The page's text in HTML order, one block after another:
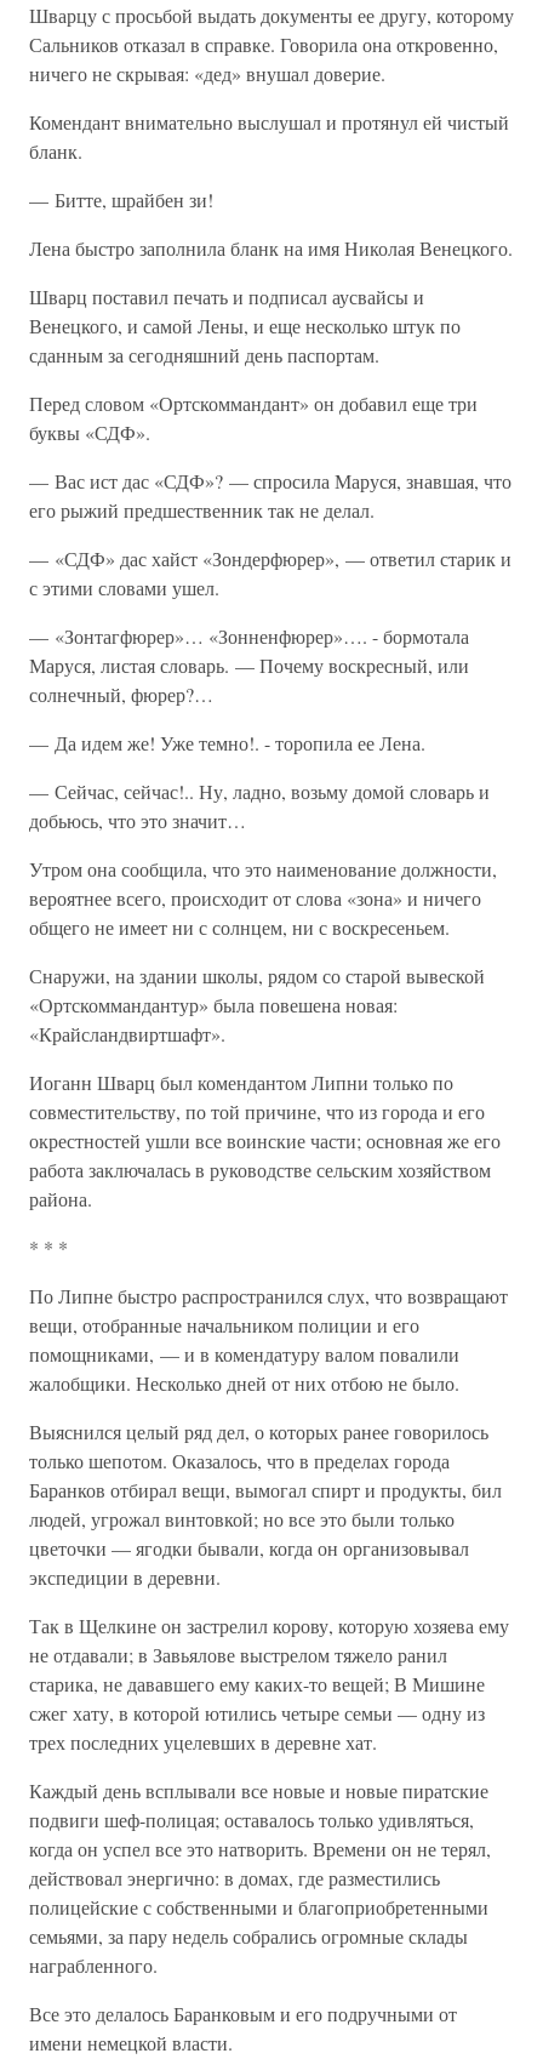
Шварцу с просьбой выдать документы ее другу, которому
Сальников отказал в справке. Говорила она откровенно,
ничего не скрывая: «дед» внушал доверие.
Комендант внимательно выслушал и протянул ей чистый
бланк.
— Битте, шрайбен зи!
Лена быстро заполнила бланк на имя Николая Венецкого.
Шварц поставил печать и подписал аусвайсы и
Венецкого, и самой Лены, и еще несколько штук по
сданным за сегодняшний день паспортам.
Перед словом «Ортскоммандант» он добавил еще три
буквы «СДФ».
— Вас ист дас «СДФ»? — спросила Маруся, знавшая, что
его рыжий предшественник так не делал.
— «СДФ» дас хайст «Зондерфюрер», — ответил старик и
с этими словами ушел.
— «Зонтагфюрер»… «Зонненфюрер»…. - бормотала
Маруся, листая словарь. — Почему воскресный, или
солнечный, фюрер?…
— Да идем же! Уже темно!. - торопила ее Лена.
— Сейчас, сейчас!.. Ну, ладно, возьму домой словарь и
добьюсь, что это значит…
Утром она сообщила, что это наименование должности,
вероятнее всего, происходит от слова «зона» и ничего
общего не имеет ни с солнцем, ни с воскресеньем.
Снаружи, на здании школы, рядом со старой вывеской
«Ортскоммандантур» была повешена новая:
«Крайсландвиртшафт».
Иоганн Шварц был комендантом Липни только по
совместительству, по той причине, что из города и его
окрестностей ушли все воинские части; основная же его
работа заключалась в руководстве сельским хозяйством
района.
* * *
По Липне быстро распространился слух, что возвращают
вещи, отобранные начальником полиции и его
помощниками, — и в комендатуру валом повалили
жалобщики. Несколько дней от них отбою не было.
Выяснился целый ряд дел, о которых ранее говорилось
только шепотом. Оказалось, что в пределах города
Баранков отбирал вещи, вымогал спирт и продукты, бил
людей, угрожал винтовкой; но все это были только
цветочки — ягодки бывали, когда он организовывал
экспедиции в деревни.
Так в Щелкине он застрелил корову, которую хозяева ему
не отдавали; в Завьялове выстрелом тяжело ранил
старика, не дававшего ему каких-то вещей; В Мишине
сжег хату, в которой ютились четыре семьи — одну из
трех последних уцелевших в деревне хат.
Каждый день всплывали все новые и новые пиратские
подвиги шеф-полицая; оставалось только удивляться,
когда он успел все это натворить. Времени он не терял,
действовал энергично: в домах, где разместились
полицейские с собственными и благоприобретенными
семьями, за пару недель собрались огромные склады
награбленного.
Все это делалось Баранковым и его подручными от
имени немецкой власти.